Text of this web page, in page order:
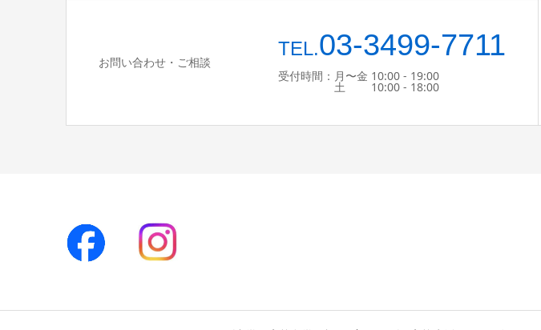
お問い合わせ・ご相談
TEL.03-3499-7711
受付時間：月〜金 10:00 - 19:00
土 10:00 - 18:00